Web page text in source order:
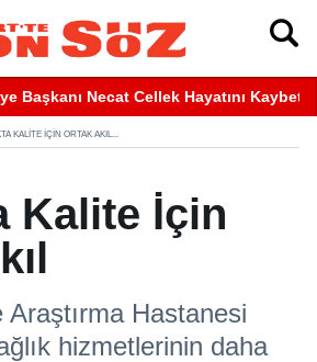
Yükselmesiyle Mahsur Kalan
KALITE İÇIN ORTAK AKIL...
Kalite İçin
Hastanesi
hizmetlerinin daha